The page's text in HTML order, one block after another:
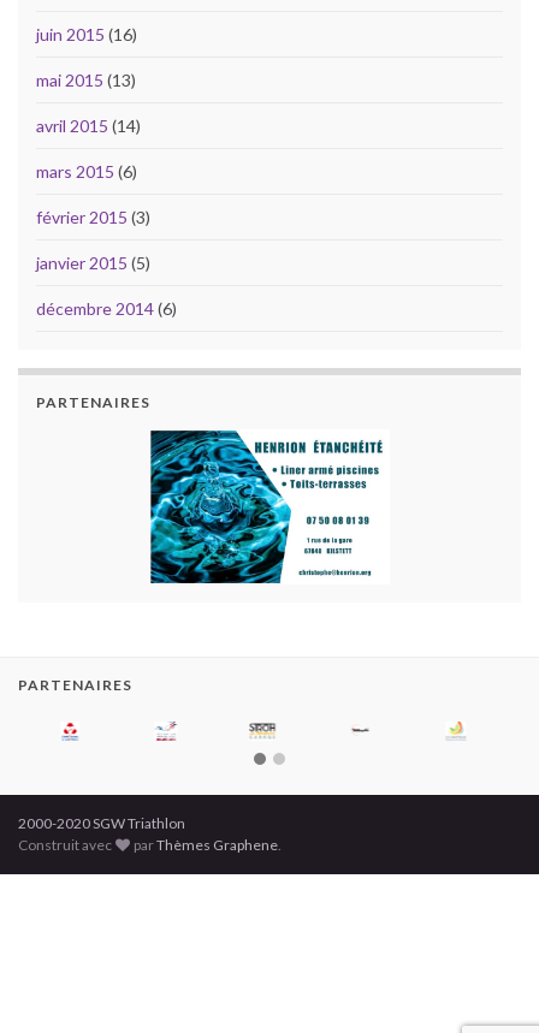
juin 2015 (16)
mai 2015 (13)
avril 2015 (14)
mars 2015 (6)
février 2015 (3)
janvier 2015 (5)
décembre 2014(6)
PARTENAIRES
Construit avec
parThèmes Graphene.